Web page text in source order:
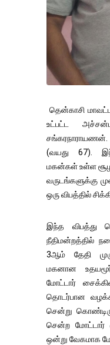
தென்காசி
உட்பட்ட
(வயது 67).
மகன்கள் உள்ள
வருடங்களுக்கு
ஒரு விபத்தில்
இந்த விபத்து
நீதிமன்றத்தில்
3ஆம் தேதி
மகனான
மோட்டார்
தொடர்பான
சென்று
சென்ற மோட்டார்
ஒன்று வேகமாக